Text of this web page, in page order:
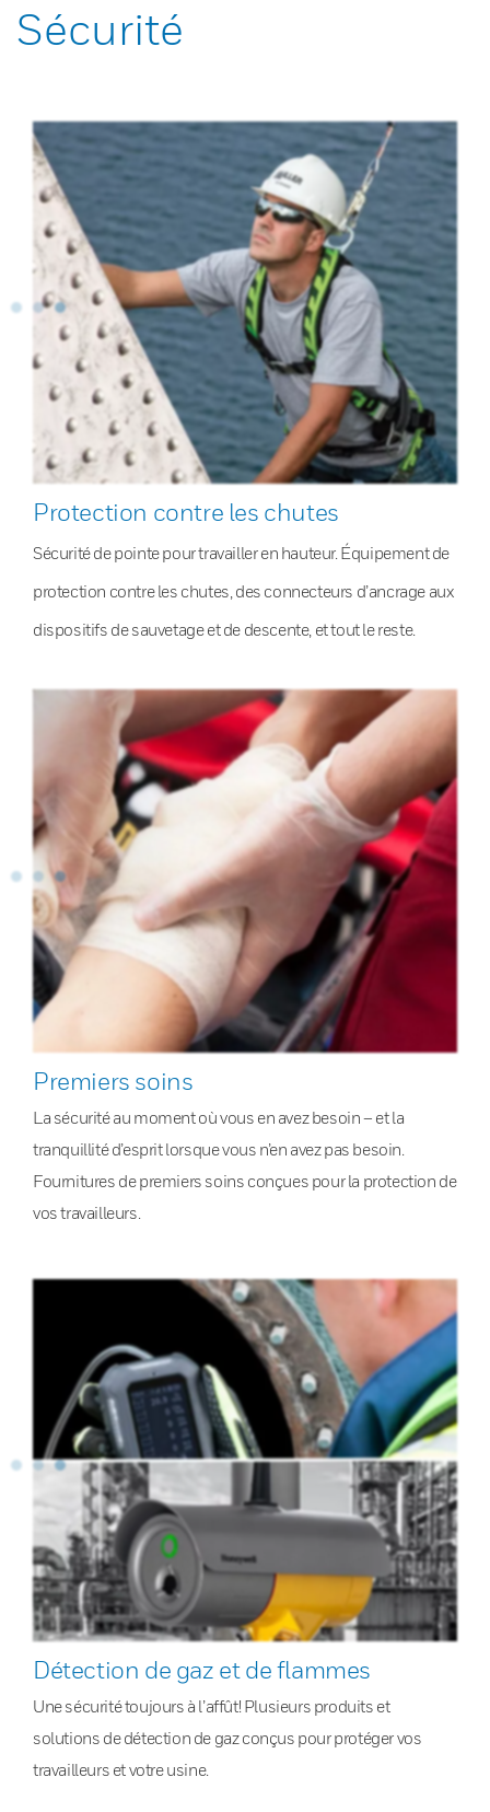
Sécurité
Protection contre les chutes
Sécurité de pointe pour travailler en hauteur. Équipement de
protection contre les chutes, des connecteurs d’ancrage aux
dispositifs de sauvetage et de descente, et tout le reste.
Premiers soins
La sécurité au moment où vous en avez besoin – et la
tranquillité d’esprit lorsque vous n’en avez pas besoin.
Fournitures de premiers soins conçues pour la protection de
vos travailleurs.
Détection de gaz et de flammes
Une sécurité toujours à l’affût! Plusieurs produits et
solutions de détection de gaz conçus pour protéger vos
travailleurs et votre usine.